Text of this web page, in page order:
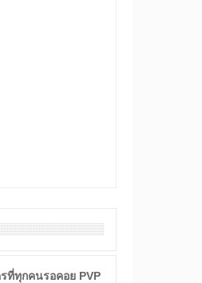
ที่ทุกคนรอคอย PVP